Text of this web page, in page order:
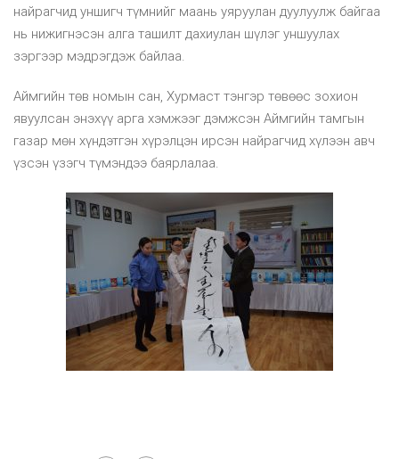
найрагчид уншигч түмнийг маань уяруулан дуулуулж байгаа
нь нижигнэсэн алга ташилт дахиулан шүлэг уншуулах
зэргээр мэдрэгдэж байлаа.
Аймгийн төв номын сан, Хурмаст тэнгэр төвөөс зохион
явуулсан энэхүү арга хэмжээг дэмжсэн Аймгийн тамгын
газар мөн хүндэтгэн хүрэлцэн ирсэн найрагчид хүлээн авч
үзсэн үзэгч түмэндээ баярлалаа.